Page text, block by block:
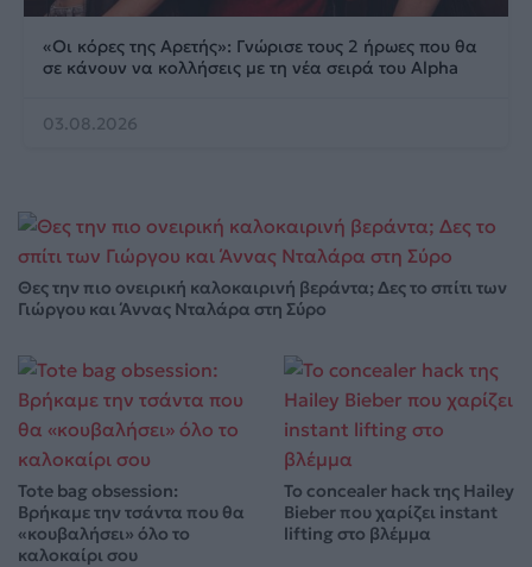
«Οι κόρες της Αρετής»: Γνώρισε τους 2 ήρωες που θα
σε κάνουν να κολλήσεις με τη νέα σειρά του Alpha
03.08.2026
Θες την πιο ονειρική καλοκαιρινή βεράντα; Δες το σπίτι των
Γιώργου και Άννας Νταλάρα στη Σύρο
Tote bag obsession:
Βρήκαμε την τσάντα που θα
«κουβαλήσει» όλο το
καλοκαίρι σου
Το concealer hack της Hailey
Bieber που χαρίζει instant
lifting στο βλέμμα